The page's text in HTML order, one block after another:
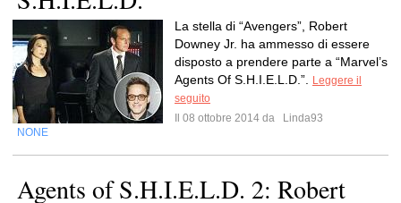
La stella di “Avengers”, Robert
Downey Jr. ha ammesso di essere
disposto a prendere parte a “Marvel’s
Agents Of S.H.I.E.L.D.”.
Leggere il
seguito
Il 08 ottobre 2014 da
Linda93
NONE
Agents of S.H.I.E.L.D. 2: Robert